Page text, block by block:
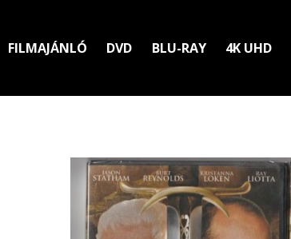
FILMAJÁNLÓ DVD BLU-RAY 4K UHD